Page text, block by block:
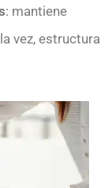
: mantiene
vez, estructura